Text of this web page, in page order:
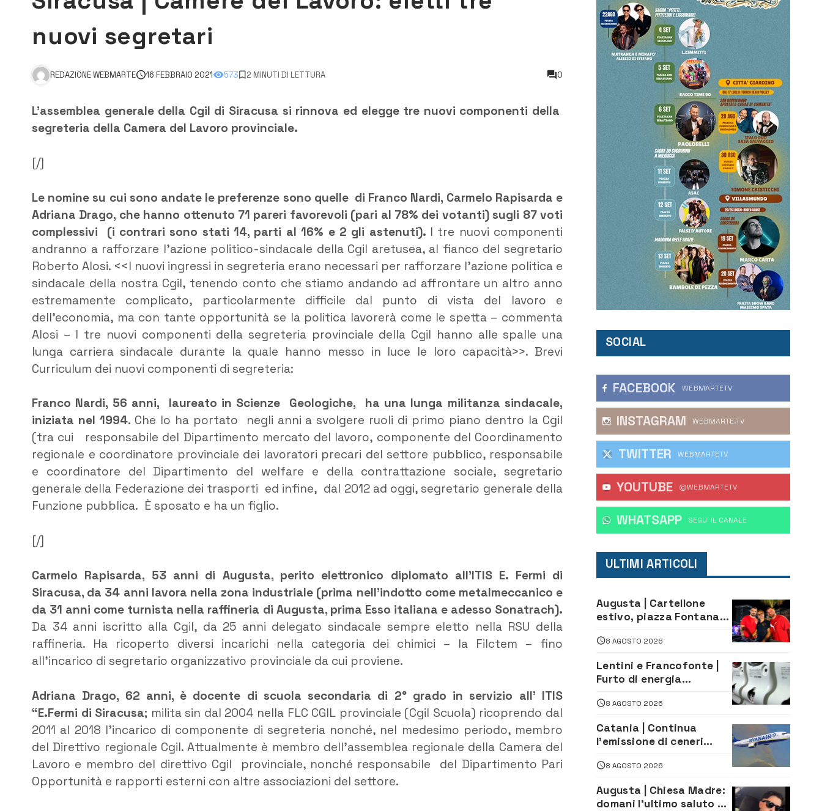
nuovi segretari
REDAZIONE WEBMARTE 16 FEBBRAIO 2021 573 2 MINUTI DI LETTURA 0
L’assemblea generale della Cgil di Siracusa si rinnova ed elegge tre nuovi componenti della
segreteria della Camera del Lavoro provinciale.
[/]
Le nomine su cui sono andate le preferenze sono quelle di Franco Nardi, Carmelo Rapisarda e
Adriana Drago, che hanno ottenuto 71 pareri favorevoli (pari al 78% dei votanti) sugli 87 voti
complessivi (i contrari sono stati 14, parti al 16% e 2 gli astenuti). I tre nuovi componenti
andranno a rafforzare l’azione politico-sindacale della Cgil aretusea, al fianco del segretario
Roberto Alosi. <<I nuovi ingressi in segreteria erano necessari per rafforzare l’azione politica e
sindacale della nostra Cgil, tenendo conto che stiamo andando ad affrontare un altro anno
estremamente complicato, particolarmente difficile dal punto di vista del lavoro e
dell’economia, ma con tante opportunità se la politica lavorerà come le spetta – commenta
Alosi – I tre nuovi componenti della segreteria provinciale della Cgil hanno alle spalle una
lunga carriera sindacale durante la quale hanno messo in luce le loro capacità>>. Brevi
Curriculum dei nuovi componenti di segreteria:
Franco Nardi, 56 anni, laureato in Scienze Geologiche, ha una lunga militanza sindacale,
iniziata nel 1994. Che lo ha portato negli anni a svolgere ruoli di primo piano dentro la Cgil
(tra cui responsabile del Dipartimento mercato del lavoro, componente del Coordinamento
regionale e coordinatore provinciale dei lavoratori precari del settore pubblico, responsabile
e coordinatore del Dipartimento del welfare e della contrattazione sociale, segretario
generale della Federazione dei trasporti ed infine, dal 2012 ad oggi, segretario generale della
Funzione pubblica. È sposato e ha un figlio.
[/]
Carmelo Rapisarda, 53 anni di Augusta, perito elettronico diplomato all’ITIS E. Fermi di
Siracusa, da 34 anni lavora nella zona industriale (prima nell’indotto come metalmeccanico e
da 31 anni come turnista nella raffineria di Augusta, prima Esso italiana e adesso Sonatrach).
Da 34 anni iscritto alla Cgil, da 25 anni delegato sindacale sempre eletto nella RSU della
raffineria. Ha ricoperto diversi incarichi nella categoria dei chimici – la Filctem – fino
all’incarico di segretario organizzativo provinciale da cui proviene.
Adriana Drago, 62 anni, è docente di scuola secondaria di 2° grado in servizio all’ ITIS
“E.Fermi di Siracusa; milita sin dal 2004 nella FLC CGIL provinciale (Cgil Scuola) ricoprendo dal
2011 al 2018 l’incarico di componente di segreteria nonché, nel medesimo periodo, membro
del Direttivo regionale Cgil. Attualmente è membro dell’assemblea regionale della Camera del
Lavoro e membro del direttivo Cgil provinciale, nonché responsabile del Dipartimento Pari
Opportunità e rapporti esterni con altre associazioni del settore.
SOCIAL
FACEBOOK WEBMARTETV
INSTAGRAM WEBMARTE.TV
TWITTER WEBMARTETV
YOUTUBE @WEBMARTETV
WHATSAPP ‎SEGUI IL CANALE
ULTIMI ARTICOLI
Augusta | Cartellone
estivo, piazza Fontana
caraibica con Andrea
8 AGOSTO 2026
Lentini e Francofonte |
Furto di energia
persone
8 AGOSTO 2026
Catania | Continua
l’emissione di ceneri
attività all’aeroporto di
Fontanarossa
8 AGOSTO 2026
Augusta | Chiesa Madre:
domani l’ultimo saluto ad